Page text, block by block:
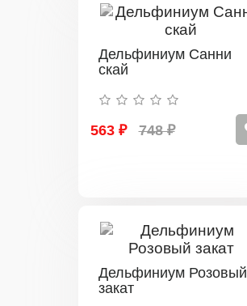
Дельфиниум Санни
скай
563 ₽ 748 ₽
Дельфиниум Розовый
закат